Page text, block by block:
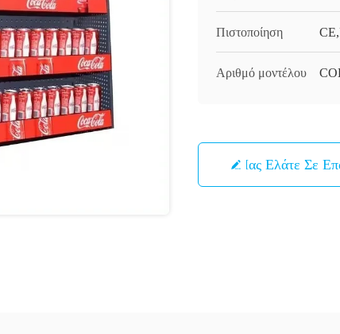
Πιστοποίηση
Αριθμό μοντέλου
Μας Ελάτε Σε